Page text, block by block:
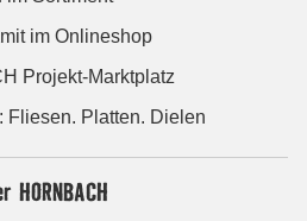
im Onlineshop
Projekt-Marktplatz
Fliesen. Platten. Dielen
HORNBACH